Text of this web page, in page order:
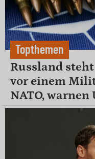
Topthemen
Russland
vor einem
NATO, warnen